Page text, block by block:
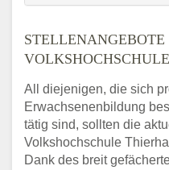
STELLENANGEBOTE
All diejenigen, die sich
Erwachsenenbildung
tätig sind, sollten die
Volkshochschule
Dank des breit